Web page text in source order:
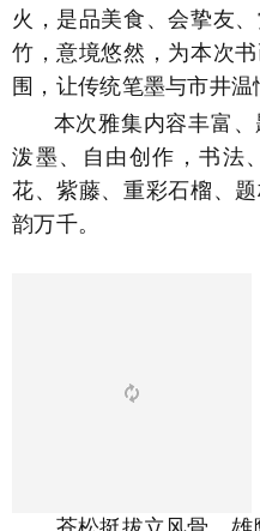
火，是品美食、会挚友
竹，意境悠然，为本次
围，让传统笔墨与市井温
本次雅集内容丰富、
泼墨、自由创作，书法
花、紫藤、重彩石榴、
韵万千。